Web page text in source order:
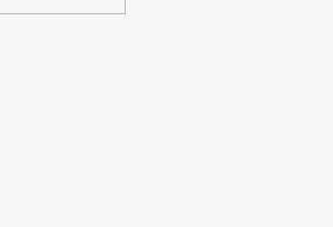
السبت 01-08-2026
-